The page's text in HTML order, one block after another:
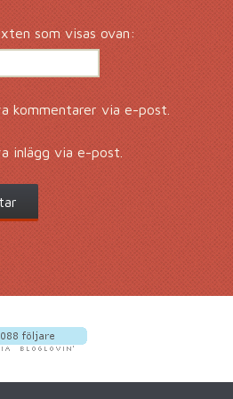
som visas ovan:
kommentarer via e-post.
inlägg via e-post.